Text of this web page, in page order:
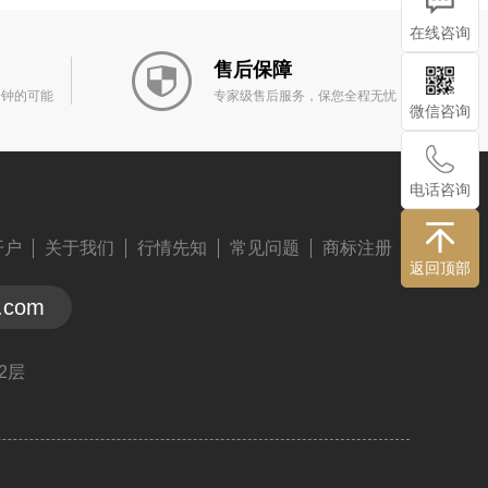
的可能
售后保障
专家级售后服务，保您全程无忧
户 关于我们 行情先知 常见问题 商标注册
层
在线咨询
微信咨询
电话咨询
返回顶部